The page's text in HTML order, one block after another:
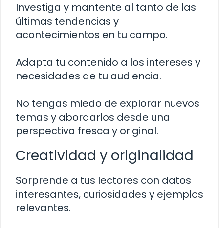
Investiga y mantente al tanto de las
últimas tendencias y
acontecimientos en tu campo.
Adapta tu contenido a los intereses y
necesidades de tu audiencia.
No tengas miedo de explorar nuevos
temas y abordarlos desde una
perspectiva fresca y original.
Creatividad y originalidad
Sorprende a tus lectores con datos
interesantes, curiosidades y ejemplos
relevantes.